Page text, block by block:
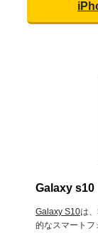
Galaxy s10
Galaxy S10は
的なスマートフ